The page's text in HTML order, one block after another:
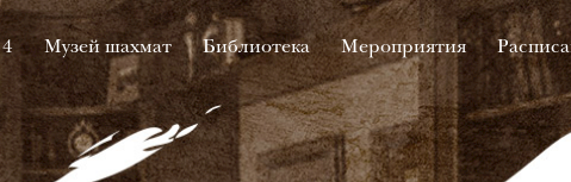
Музей шахмат Библиотека Мероприятия